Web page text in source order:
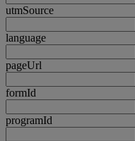
utmSource
language
pageUrl
formId
programId